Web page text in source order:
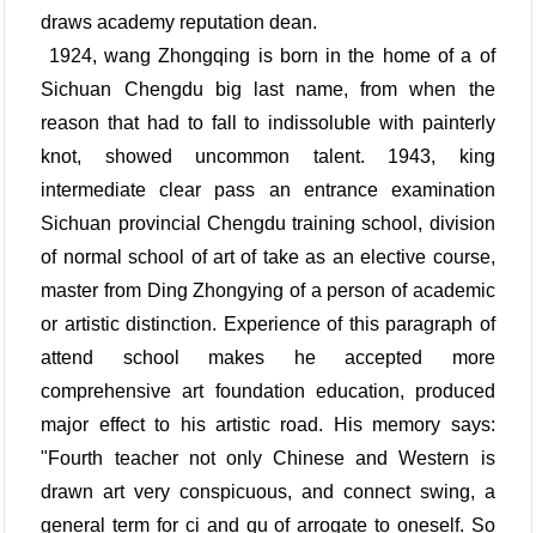
draws academy reputation dean.
1924, wang Zhongqing is born in the home of a of
Sichuan Chengdu big last name, from when the
reason that had to fall to indissoluble with painterly
knot, showed uncommon talent. 1943, king
intermediate clear pass an entrance examination
Sichuan provincial Chengdu training school, division
of normal school of art of take as an elective course,
master from Ding Zhongying of a person of academic
or artistic distinction. Experience of this paragraph of
attend school makes he accepted more
comprehensive art foundation education, produced
major effect to his artistic road. His memory says:
"Fourth teacher not only Chinese and Western is
drawn art very conspicuous, and connect swing, a
general term for ci and qu of arrogate to oneself. So